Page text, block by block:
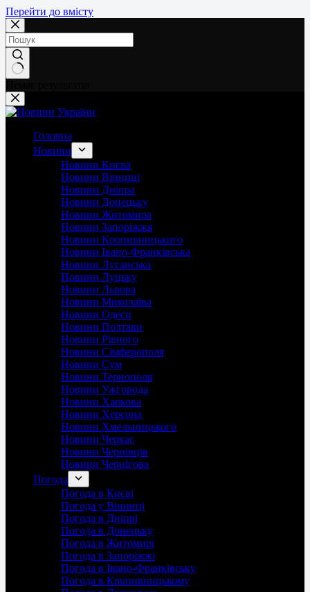
Перейти до вмісту
Головна
Новини
Новини Києва
Новини Вінниці
Новини Дніпра
Новини Донецьку
Новини Житомира
Новини Запоріжжя
Новини Кропивницького
Новини Івано-Франківська
Новини Луганська
Новини Луцьку
Новини Львова
Новини Миколаїва
Новини Одеси
Новини Полтави
Новини Рівного
Новини Сімферополя
Новини Сум
Новини Тернополя
Новини Ужгорода
Новини Харкова
Новини Херсона
Новини Хмельницького
Новини Черкас
Новини Чернівців
Новини Чернігова
Погода
Погода в Києві
Погода у Вінниці
Погода в Дніпрі
Погода в Донецьку
Погода в Житомирі
Погода в Запоріжжі
Погода в Івано-Франківську
Погода в Кропивницькому